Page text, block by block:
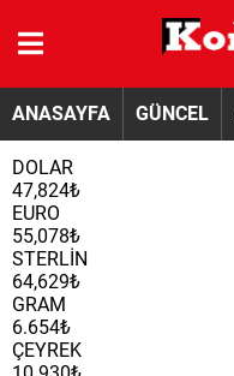
ANASAYFA GÜNCEL
DOLAR
47,824₺
EURO
55,078₺
STERLİN
64,629₺
GRAM
6.654₺
ÇEYREK